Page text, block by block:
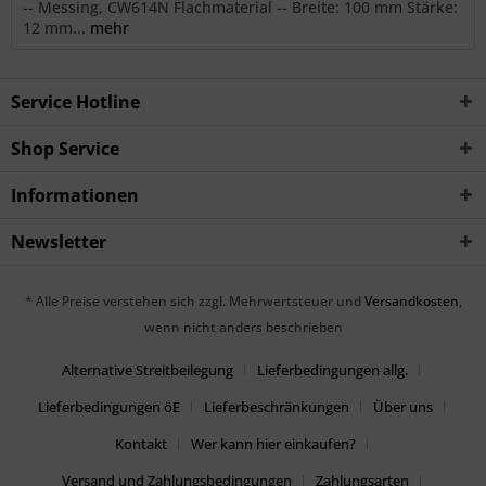
-- Messing, CW614N Flachmaterial -- Breite: 100 mm Stärke:
12 mm... mehr
Service Hotline
Shop Service
Informationen
Newsletter
* Alle Preise verstehen sich zzgl. Mehrwertsteuer und Versandkosten,
wenn nicht anders beschrieben
Alternative Streitbeilegung
Lieferbedingungen allg.
Lieferbedingungen öE
Lieferbeschränkungen
Über uns
Kontakt
Wer kann hier einkaufen?
Versand und Zahlungsbedingungen
Zahlungsarten